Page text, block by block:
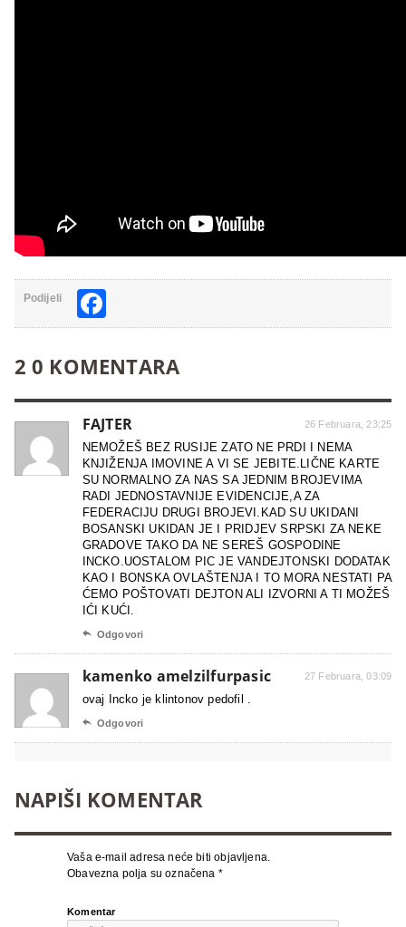
Podijeli
2 0 KOMENTARA
FAJTER 26 Februara, 23:25
NEMOŽEŠ BEZ RUSIJE ZATO NE PRDI I NEMA
KNJIŽENJA IMOVINE A VI SE JEBITE.LIČNE KARTE
SU NORMALNO ZA NAS SA JEDNIM BROJEVIMA
RADI JEDNOSTAVNIJE EVIDENCIJE,A ZA
FEDERACIJU DRUGI BROJEVI.KAD SU UKIDANI
BOSANSKI UKIDAN JE I PRIDJEV SRPSKI ZA NEKE
GRADOVE TAKO DA NE SEREŠ GOSPODINE
INCKO.UOSTALOM PIC JE VANDEJTONSKI DODATAK
KAO I BONSKA OVLAŠTENJA I TO MORA NESTATI PA
ĆEMO POŠTOVATI DEJTON ALI IZVORNI A TI MOŽEŠ
IĆI KUĆI.
 Odgovori
kamenko amelzilfurpasic 27 Februara, 03:09
ovaj Incko je klintonov pedofil .
 Odgovori
NAPIŠI KOMENTAR
Vaša e-mail adresa neće biti objavljena.
Obavezna polja su označena *
Komentar